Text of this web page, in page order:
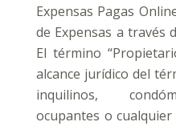
Expensas Pagas
de Expensas a través
El término
alcance jurídico del
inquilinos,
ocupantes o